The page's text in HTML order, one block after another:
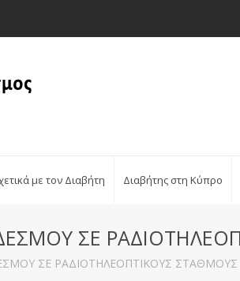
με τον Διαβήτη Διαβήτης στη Κύπρο
ΣΕ
ΣΕ ΡΑΔΙΟΤΗΛΕΟΠΤΙΚΟΥΣ ΣΤΑΘΜΟΥΣ